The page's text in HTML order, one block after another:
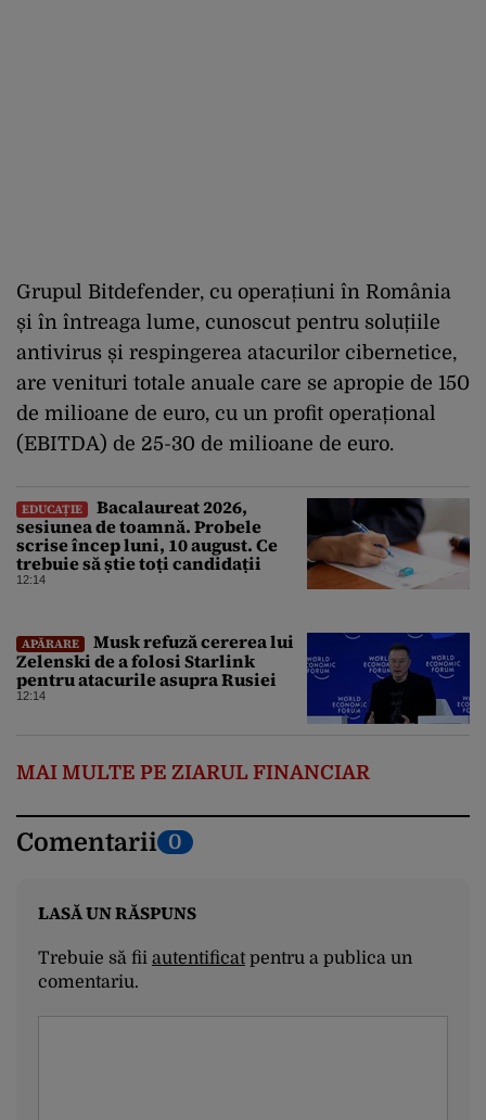
Grupul Bitdefender, cu operațiuni în România
și în întreaga lume, cunoscut pentru soluțiile
antivirus și respingerea atacurilor cibernetice,
are venituri totale anuale care se apropie de 150
de milioane de euro, cu un profit operațional
(EBITDA) de 25-30 de milioane de euro.
EDUCAȚIE
Bacalaureat 2026,
sesiunea de toamnă. Probele
scrise încep luni, 10 august. Ce
trebuie să știe toți candidații
12:14
APĂRARE
Musk refuză cererea lui
Zelenski de a folosi Starlink
pentru atacurile asupra Rusiei
12:14
MAI MULTE PE ZIARUL FINANCIAR
Comentarii 0
LASĂ UN RĂSPUNS
Trebuie să fii autentificatpentru a publica un
comentariu.